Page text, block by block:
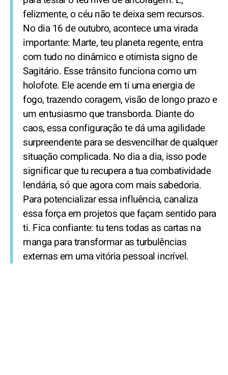
felizmente, o céu não te deixa sem recursos.
No dia 16 de outubro, acontece uma virada
importante: Marte, teu planeta regente, entra
com tudo no dinâmico e otimista signo de
Sagitário. Esse trânsito funciona como um
holofote. Ele acende em ti uma energia de
fogo, trazendo coragem, visão de longo prazo e
um entusiasmo que transborda. Diante do
caos, essa configuração te dá uma agilidade
surpreendente para se desvencilhar de qualquer
situação complicada. No dia a dia, isso pode
significar que tu recupera a tua combatividade
lendária, só que agora com mais sabedoria.
Para potencializar essa influência, canaliza
essa força em projetos que façam sentido para
ti. Fica confiante: tu tens todas as cartas na
manga para transformar as turbulências
externas em uma vitória pessoal incrível.